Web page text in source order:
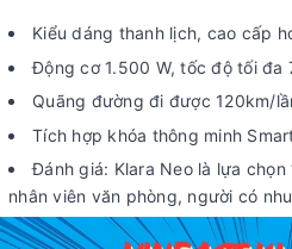
Kiểu dáng thanh lịch, cao cấp
Động cơ 1.500 W, tốc độ tối đa
Quãng đường đi được 120km/
Tích hợp khóa thông minh
Đánh giá: Klara Neo là lựa chọn
nhân viên văn phòng, người có